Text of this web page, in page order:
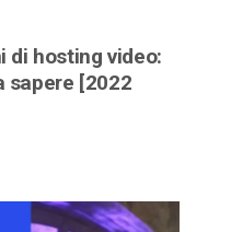
di hosting video:
sapere [2022